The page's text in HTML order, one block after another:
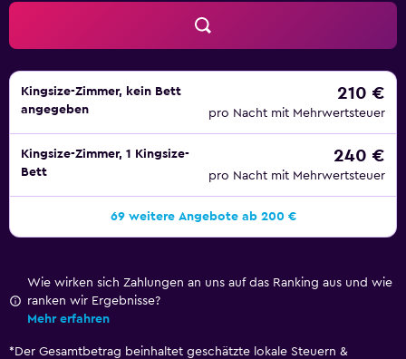
Kingsize-Zimmer, kein Bett
angegeben
210 €
pro Nacht mit Mehrwertsteuer
Kingsize-Zimmer, 1 Kingsize-
Bett
240 €
pro Nacht mit Mehrwertsteuer
69 weitere Angebote ab 200 €
Wie wirken sich Zahlungen an uns auf das Ranking aus und wie
ranken wir Ergebnisse?
Mehr erfahren
* Der Gesamtbetrag beinhaltet geschätzte lokale Steuern &